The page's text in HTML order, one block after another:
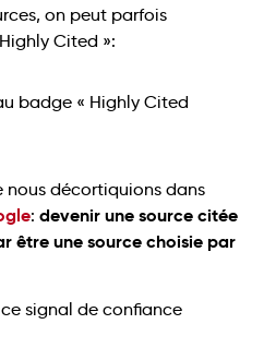
on peut parfois
Cited »:
nous décortiquions dans
: devenir une source citée
être une source choisie par
signal de confiance